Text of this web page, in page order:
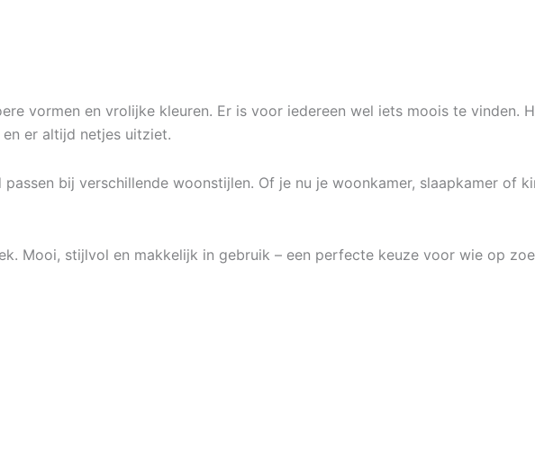
vormen en vrolijke kleuren. Er is voor iedereen wel iets moois te vinden.
er altijd netjes uitziet.
bij verschillende woonstijlen. Of je nu je woonkamer, slaapkamer of
Mooi, stijlvol en makkelijk in gebruik – een perfecte keuze voor wie op